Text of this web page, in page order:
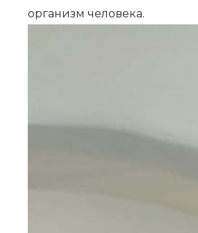
организм человека.